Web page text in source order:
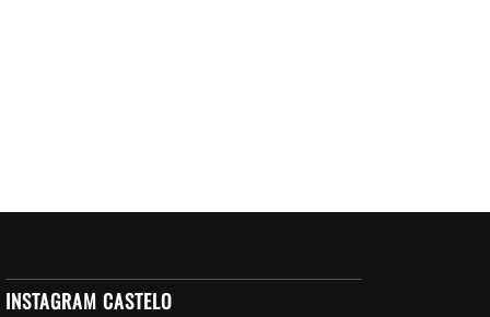
INSTAGRAM CASTELO